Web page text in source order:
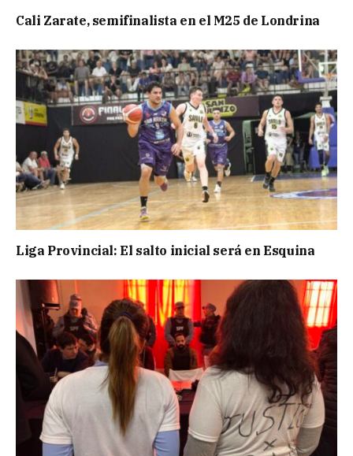
Cali Zarate, semifinalista en el M25 de Londrina
Liga Provincial: El salto inicial será en Esquina